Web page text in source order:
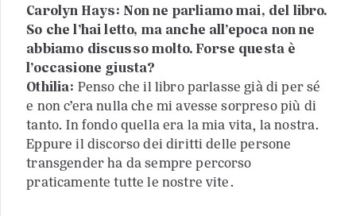
Carolyn Hays: Non ne parliamo mai, del libro.
So che l’hai letto, ma anche all’epoca non ne
abbiamo discusso molto. Forse questa è
l’occasione giusta?
Othilia: Penso che il libro parlasse già di per sé
e non c’era nulla che mi avesse sorpreso più di
tanto. In fondo quella era la mia vita, la nostra.
Eppure il discorso dei diritti delle persone
transgender ha da sempre percorso
praticamente tutte le nostre vite.